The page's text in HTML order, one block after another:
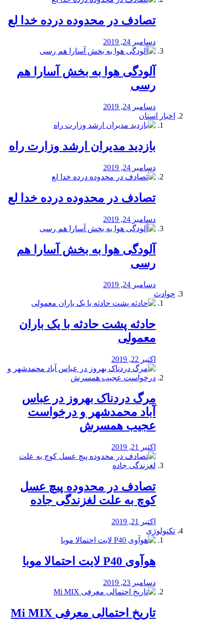
تصادف در محدوده درده خدا لع
دسامبر 24, 2019
آلودگی هوا به بخش آسارا هم
رسی
دسامبر 24, 2019
اخبار استان
بازدید مدیران ارشد وزارت راه
دسامبر 24, 2019
تصادف در محدوده درده خدا لع
دسامبر 24, 2019
آلودگی هوا به بخش آسارا هم
رسی
دسامبر 24, 2019
حوادث
️حادثه پشت حادثه با یک باران
معمولی
اکتبر 22, 2019
مرگ دردناک بهروز در عباس
آباد محمدشهر و درخواست
عجیب همسرش
اکتبر 21, 2019
تصادف در محدوده پیچ عسل
کوچ به علت لغزندگی جاده
اکتبر 21, 2019
تکنولوژی
هوآوی P40 لایت احتمالا موبا
دسامبر 23, 2019
تاریخ احتمالی معرفی Mi MIX